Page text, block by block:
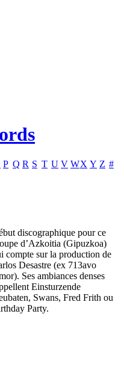
P Q R S T U V WX Y Z #
discographique pour ce
d’Azkoitia (Gipuzkoa)
compte sur la production de
Desastre (ex 713avo
Ses ambiances denses
Einsturzende
Swans, Fred Frith ou
Party.